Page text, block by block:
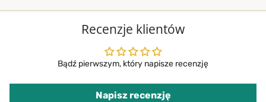
Recenzje klientów
Bądź pierwszym, który napisze recenzję
Napisz recenzję